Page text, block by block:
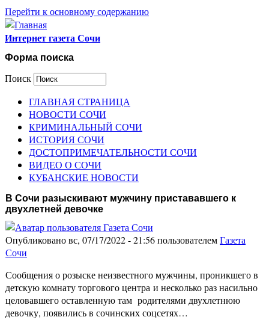
Перейти к основному содержанию
Интернет газета Сочи
Форма поиска
Поиск
ГЛАВНАЯ СТРАНИЦА
НОВОСТИ СОЧИ
КРИМИНАЛЬНЫЙ СОЧИ
ИСТОРИЯ СОЧИ
ДОСТОПРИМЕЧАТЕЛЬНОСТИ СОЧИ
ВИДЕО О СОЧИ
КУБАНСКИЕ НОВОСТИ
В Сочи разыскивают мужчину пристававшего к
двухлетней девочке
Опубликовано вс, 07/17/2022 - 21:56 пользователемГазета
Сочи
Сообщения о розыске неизвестного мужчины, проникшего в
детскую комнату торгового центра и несколько раз насильно
целовавшего оставленную там родителями двухлетнюю
девочку, появились в сочинских соцсетях…